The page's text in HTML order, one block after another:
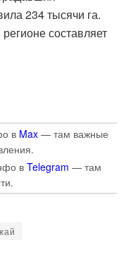
234 тысячи га.
составляет
в Max — там важные
вTelegram — там